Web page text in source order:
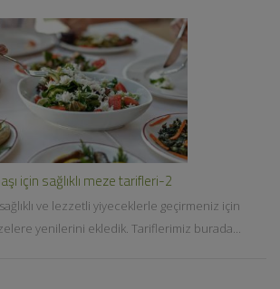
için sağlıklı meze tarifleri-2
sağlıklı ve lezzetli yiyeceklerle geçirmeniz için
yenilerini ekledik. Tariflerimiz burada...